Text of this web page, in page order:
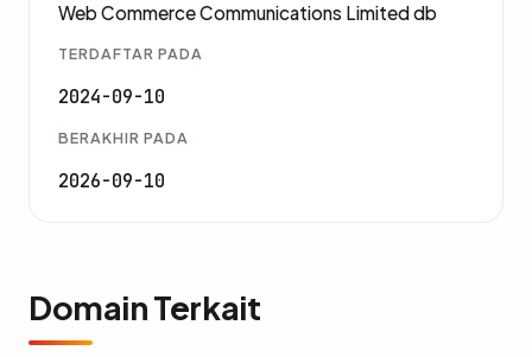
Web Commerce Communications Limited db
TERDAFTAR PADA
2024-09-10
BERAKHIR PADA
2026-09-10
Domain Terkait